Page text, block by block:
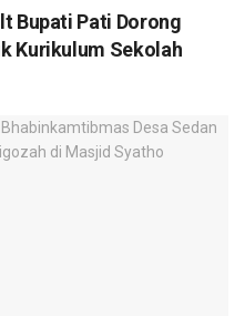
Bupati Pati Dorong
Kurikulum Sekolah